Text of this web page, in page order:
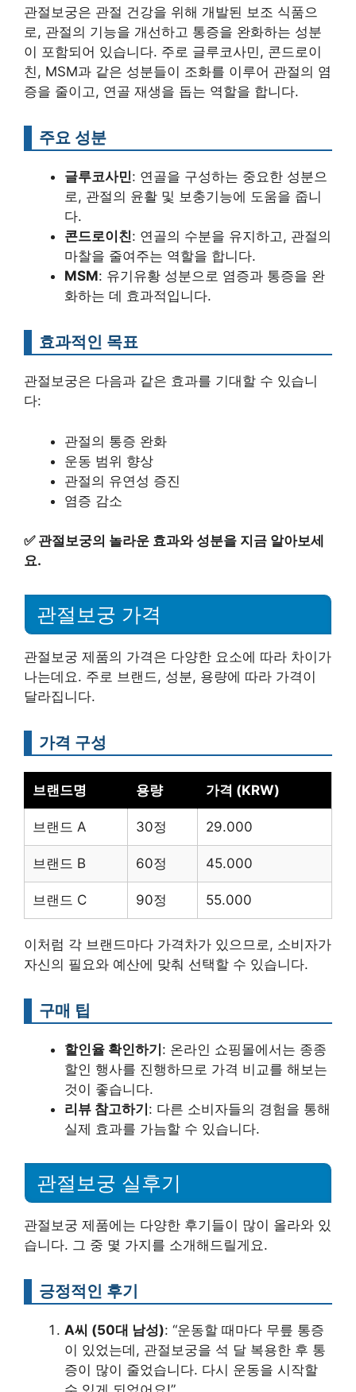
관절보궁은 관절 건강을 위해 개발된 보조 식품으
로, 관절의 기능을 개선하고 통증을 완화하는 성분
이 포함되어 있습니다. 주로 글루코사민, 콘드로이
친, MSM과 같은 성분들이 조화를 이루어 관절의 염
증을 줄이고, 연골 재생을 돕는 역할을 합니다.
주요 성분
글루코사민: 연골을 구성하는 중요한 성분으
로, 관절의 윤활 및 보충기능에 도움을 줍니
다.
콘드로이친: 연골의 수분을 유지하고, 관절의
마찰을 줄여주는 역할을 합니다.
MSM: 유기유황 성분으로 염증과 통증을 완
화하는 데 효과적입니다.
효과적인 목표
관절보궁은 다음과 같은 효과를 기대할 수 있습니
다:
관절의 통증 완화
운동 범위 향상
관절의 유연성 증진
염증 감소
✅ 관절보궁의 놀라운 효과와 성분을 지금 알아보세
요.
관절보궁 가격
관절보궁 제품의 가격은 다양한 요소에 따라 차이가
나는데요. 주로 브랜드, 성분, 용량에 따라 가격이
달라집니다.
가격 구성
브랜드명 용량 가격 (KRW)
브랜드 A 30정 29.000
브랜드 B 60정 45.000
브랜드 C 90정 55.000
이처럼 각 브랜드마다 가격차가 있으므로, 소비자가
자신의 필요와 예산에 맞춰 선택할 수 있습니다.
구매 팁
할인율 확인하기 : 온라인 쇼핑몰에서는 종종
할인 행사를 진행하므로 가격 비교를 해보는
것이 좋습니다.
리뷰 참고하기 : 다른 소비자들의 경험을 통해
실제 효과를 가늠할 수 있습니다.
관절보궁 실후기
관절보궁 제품에는 다양한 후기들이 많이 올라와 있
습니다. 그 중 몇 가지를 소개해드릴게요.
긍정적인 후기
A씨 (50대 남성): “운동할 때마다 무릎 통증
이 있었는데, 관절보궁을 석 달 복용한 후 통
증이 많이 줄었습니다. 다시 운동을 시작할